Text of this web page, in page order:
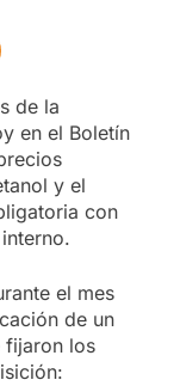
de la
en el Boletín
y el
con
el mes
de un
fijaron los